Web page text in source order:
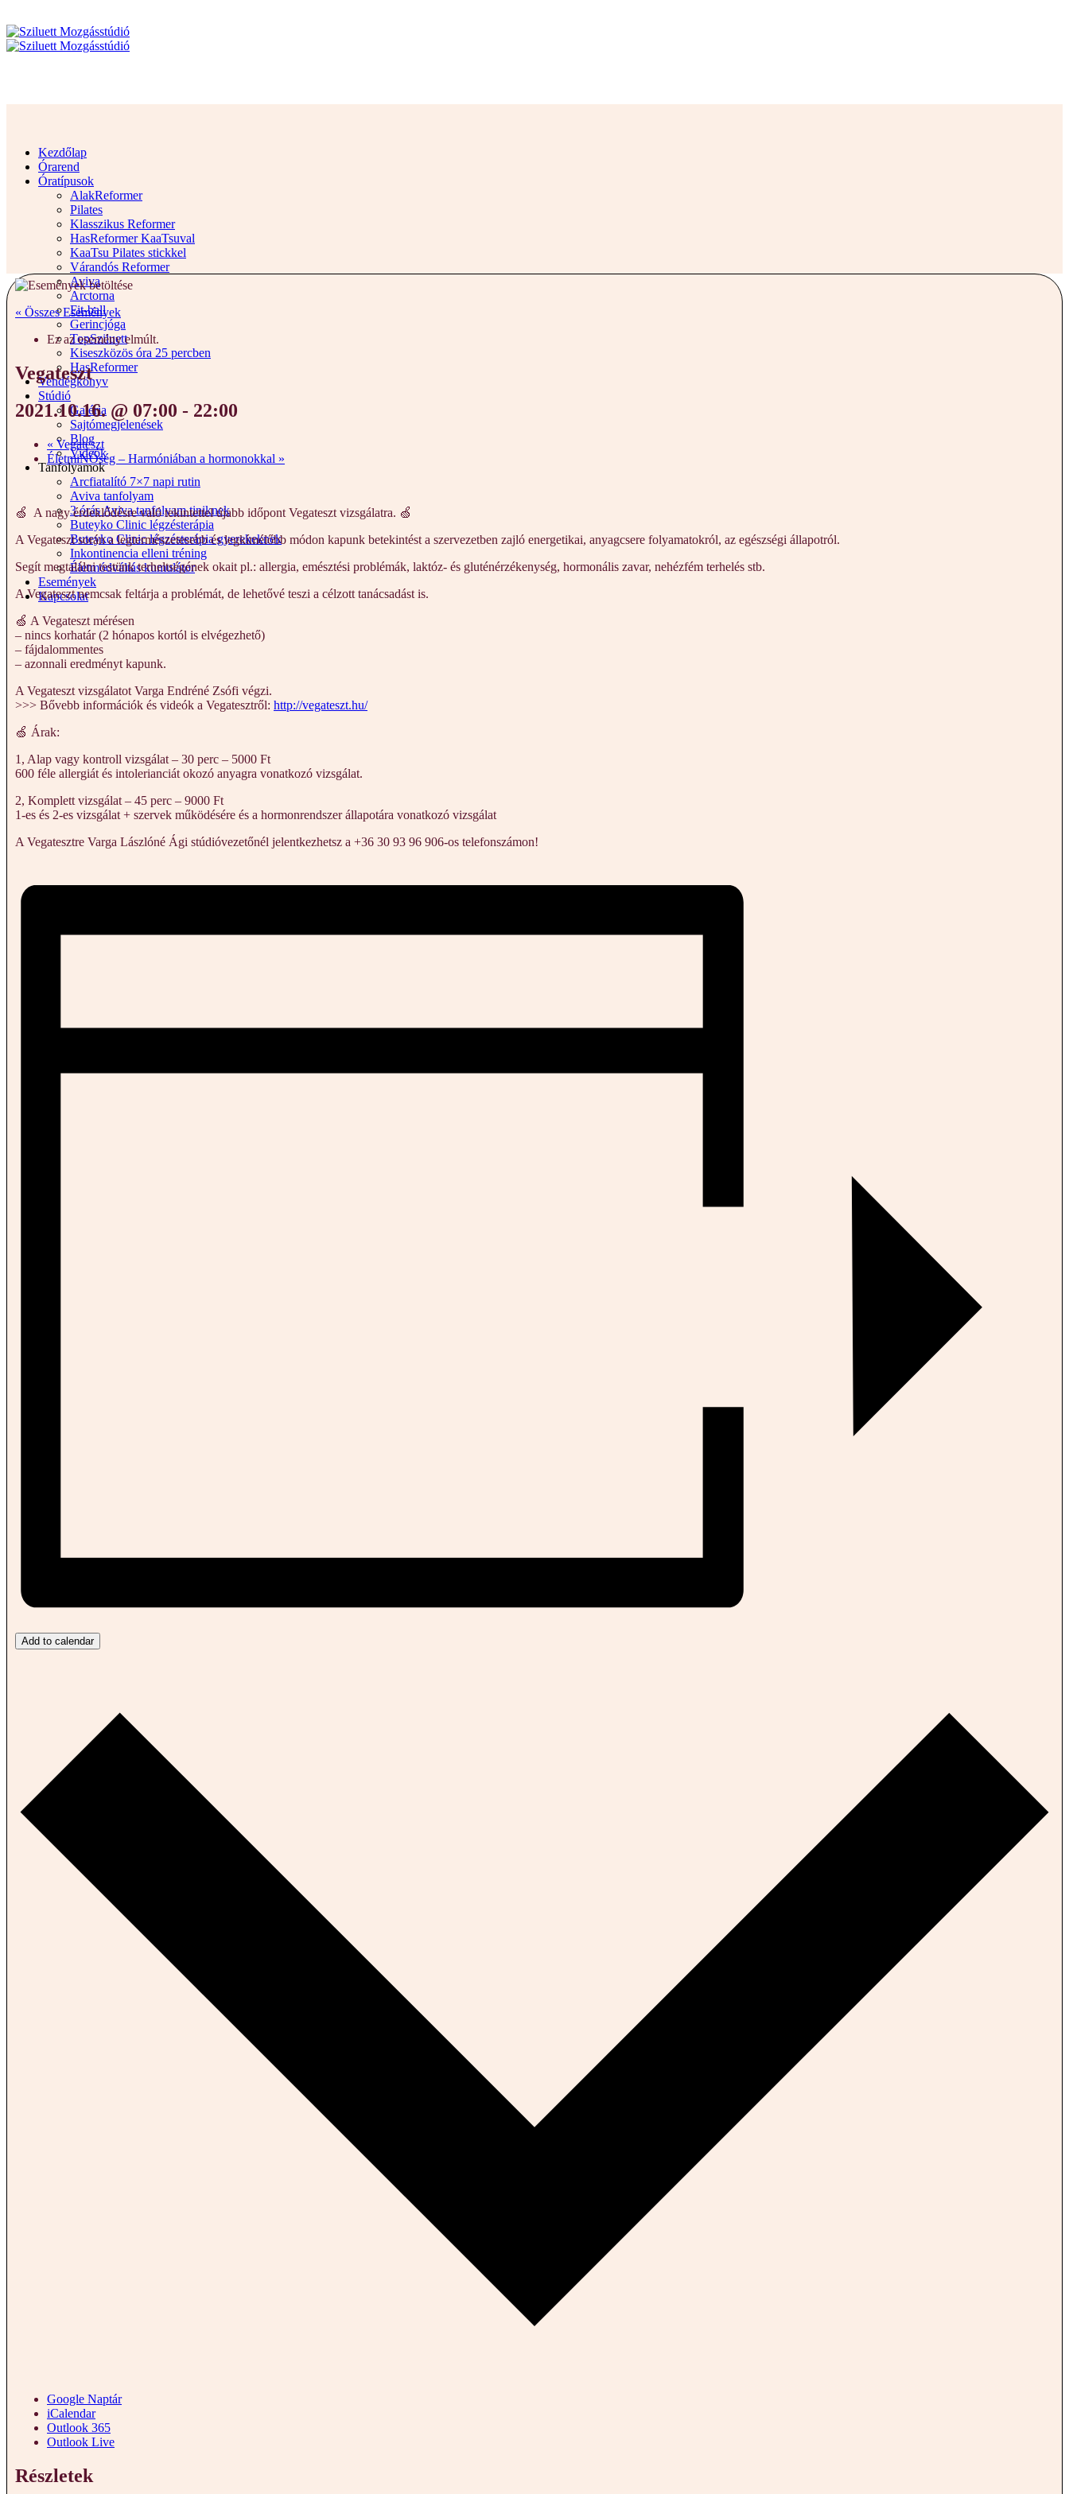
Kezdőlap
Órarend
Óratípusok
AlakReformer
Pilates
Klasszikus Reformer
HasReformer KaaTsuval
KaaTsu Pilates stickkel
Várandós Reformer
Aviva
Arctorna
Fit-ball
Gerincjóga
TopSziluett
Kiseszközös óra 25 percben
HasReformer
Vendégkönyv
Stúdió
Galéria
Sajtómegjelenések
Blog
Videók
Tanfolyamok
Arcfiatalító 7×7 napi rutin
Aviva tanfolyam
3 órás Aviva tanfolyam tiniknek
Buteyko Clinic légzésterápia
Buteyko Clinic légzésterápia gyerekeknek
Inkontinencia elleni tréning
Életmódváltás kumulátor
Események
Kapcsolat
« Összes Események
Ez az esemény elmúlt.
Vegateszt
2021.10.16. @ 07:00 - 22:00
« Vegateszt
ÉletmiNŐség – Harmóniában a hormonokkal »
🍏 A nagy érdeklődésre való tekintettel újabb időpont Vegateszt vizsgálatra. 🍏
A Vegateszt során a legtermészetesebb és legkímélőbb módon kapunk betekintést a szervezetben zajló energetikai, anyagcsere folyamatokról, az egészségi állapotról.
Segít megtalálni testünk terheltségének okait pl.: allergia, emésztési problémák, laktóz- és gluténérzékenység, hormonális zavar, nehézfém terhelés stb.
A Vegateszt nemcsak feltárja a problémát, de lehetővé teszi a célzott tanácsadást is.
🍏 A Vegateszt mérésen
– nincs korhatár (2 hónapos kortól is elvégezhető)
– fájdalommentes
– azonnali eredményt kapunk.
A Vegateszt vizsgálatot Varga Endréné Zsófi végzi.
>>> Bővebb információk és videók a Vegatesztről: http://vegateszt.hu/
🍏 Árak:
1, Alap vagy kontroll vizsgálat – 30 perc – 5000 Ft
600 féle allergiát és intolerianciát okozó anyagra vonatkozó vizsgálat.
2, Komplett vizsgálat – 45 perc – 9000 Ft
1-es és 2-es vizsgálat + szervek működésére és a hormonrendszer állapotára vonatkozó vizsgálat
A Vegatesztre Varga Lászlóné Ági stúdióvezetőnél jelentkezhetsz a +36 30 93 96 906-os telefonszámon!
Add to calendar
Google Naptár
iCalendar
Outlook 365
Outlook Live
Részletek